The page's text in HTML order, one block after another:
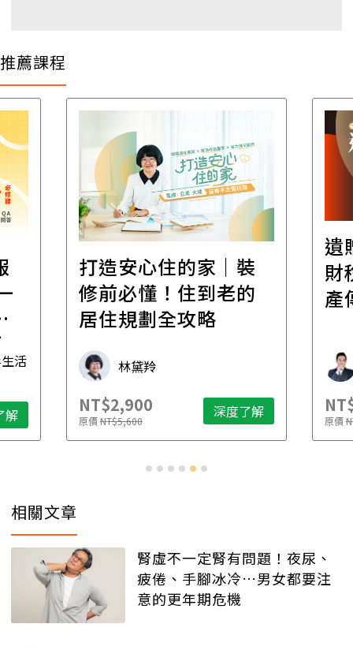
推薦課程
活
解
打造安心住的家｜裝
修前必懂！住到老的
居住規劃全攻略
林黛羚
NT$2,900
原價NT$5,600 深度了解
遺
財
產
原價
相關文章
腎虛不一定腎有問題！夜尿、
疲倦、手腳冰冷…男女都要注
意的更年期危機